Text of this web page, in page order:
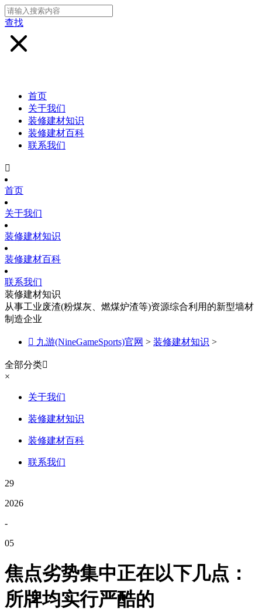
查找
首页
关于我们
装修建材知识
装修建材百科
联系我们

首页
关于我们
装修建材知识
装修建材百科
联系我们
装修建材知识
从事工业废渣(粉煤灰、燃煤炉渣等)资源综合利用的新型墙材
制造企业
 九游(NineGameSports)官网 > 装修建材知识 >
全部分类
×
关于我们
装修建材知识
装修建材百科
联系我们
29
2026
-
05
焦点劣势集中正在以下几点：
所牌均实行严酷的